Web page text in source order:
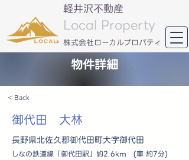
軽井沢不動産
Local Property
​株式会社ローカルプロパティ
物件詳細
< Back
御代田 大林
長野県北佐久郡御代田町大字御代田
しなの鉄道線「御代田駅」約2.6km (車 約7分)